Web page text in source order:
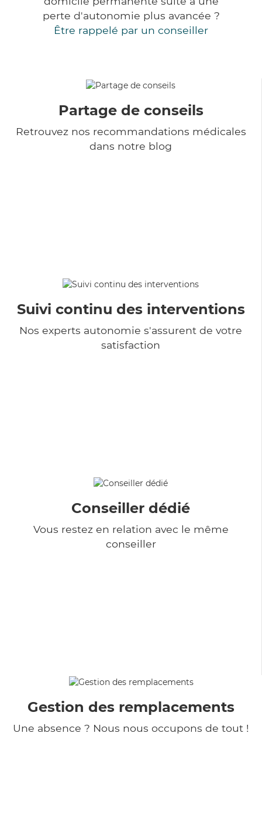
perte d'autonomie plus avancée ?
Être rappelé par un conseiller
Partage de conseils
Retrouvez nos recommandations médicales
dans notre blog
Suivi continu des interventions
Nos experts autonomie s'assurent de votre
satisfaction
Conseiller dédié
Vous restez en relation avec le même
conseiller
Gestion des remplacements
Une absence ? Nous nous occupons de tout !